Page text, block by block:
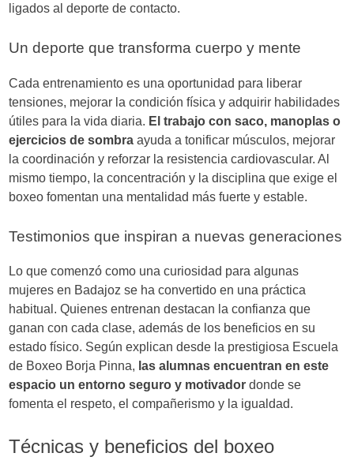
ligados al deporte de contacto.
Un deporte que transforma cuerpo y mente
Cada entrenamiento es una oportunidad para liberar
tensiones, mejorar la condición física y adquirir habilidades
útiles para la vida diaria. El trabajo con saco, manoplas o
ejercicios de sombra ayuda a tonificar músculos, mejorar
la coordinación y reforzar la resistencia cardiovascular. Al
mismo tiempo, la concentración y la disciplina que exige el
boxeo fomentan una mentalidad más fuerte y estable.
Testimonios que inspiran a nuevas generaciones
Lo que comenzó como una curiosidad para algunas
mujeres en Badajoz se ha convertido en una práctica
habitual. Quienes entrenan destacan la confianza que
ganan con cada clase, además de los beneficios en su
estado físico. Según explican desde la prestigiosa Escuela
de Boxeo Borja Pinna, las alumnas encuentran en este
espacio un entorno seguro y motivador donde se
fomenta el respeto, el compañerismo y la igualdad.
Técnicas y beneficios del boxeo